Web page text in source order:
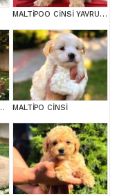
MALTİPOO CİNSİ YAVRULAR EV ÜRETİMİ
MALTİPOO YAVRULAR MALTİPO CİNSİ